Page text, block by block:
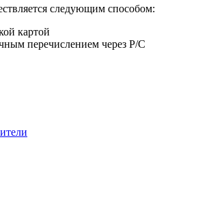
следующим способом:
картой
перечислением через Р/С